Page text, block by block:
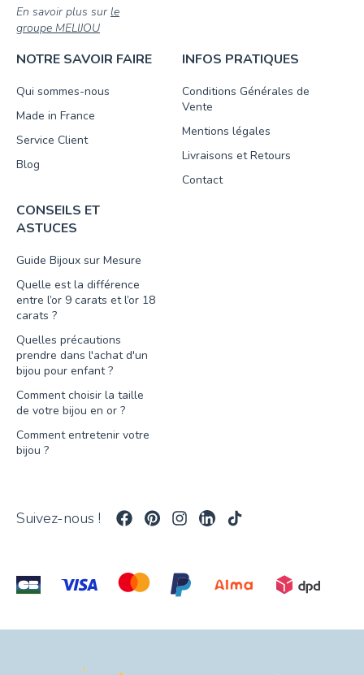
En savoir plus sur le
groupe MELIJOU
NOTRE SAVOIR FAIRE
Qui sommes-nous
Made in France
Service Client
Blog
INFOS PRATIQUES
Conditions Générales de
Vente
Mentions légales
Livraisons et Retours
Contact
CONSEILS ET
ASTUCES
Guide Bijoux sur Mesure
Quelle est la différence
entre l’or 9 carats et l’or 18
carats ?
Quelles précautions
prendre dans l'achat d'un
bijou pour enfant ?
Comment choisir la taille
de votre bijou en or ?
Comment entretenir votre
bijou ?
Suivez-nous !